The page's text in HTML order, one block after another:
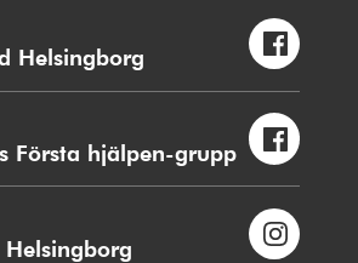
Helsingborg
Första hjälpen-grupp
Helsingborg